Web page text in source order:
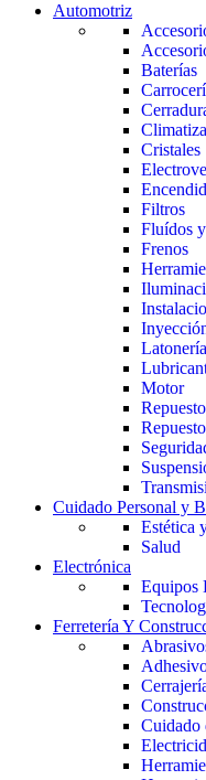
Automotriz
Baterías
Cristales
Filtros
Fluídos
Frenos
Motor
Cuidado Personal y
Estética
Salud
Electrónica
Equipos
Ferretería Y
Cuidado